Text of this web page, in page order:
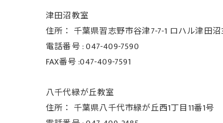
津田沼教室
住所： 千葉県習志野市谷津7-7-1 ロハル津田沼
電話番号 :047-409-7590
FAX番号 :047-409-7591
八千代緑が丘教室
住所： 千葉県八千代市緑が丘西1丁目11番1号